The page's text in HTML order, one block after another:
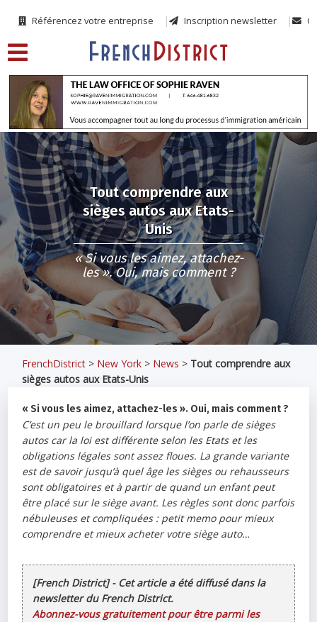
Référencez votre entreprise Inscription newsletter
Tout comprendre aux
sièges autos aux Etats-
Unis
« Si vous les aimez, attachez-
les ». Oui, mais comment ?
FrenchDistrict > New York > News > Tout comprendre aux
sièges autos aux Etats-Unis
« Si vous les aimez, attachez-les ». Oui, mais comment ?
C’est un peu le brouillard lorsque l’on parle de sièges
autos car la loi est différente selon les Etats et les
obligations légales sont assez floues. La grande variante
est de savoir jusqu’à quel âge les sièges ou rehausseurs
sont obligatoires et à partir de quand un enfant peut
être placé sur le siège avant. Les règles sont donc parfois
nébuleuses et compliquées : petit memo pour mieux
comprendre et mieux acheter votre siège auto…
[French District] - Cet article a été diffusé dans la
newsletter du French District.
Abonnez-vous gratuitement pour être parmi les